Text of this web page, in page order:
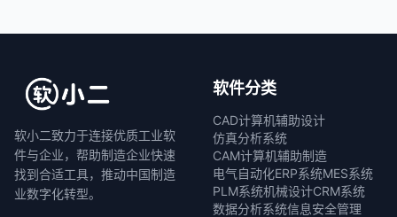
软小二致力于连接优质工业软
件与企业，帮助制造企业快速
找到合适工具，推动中国制造
业数字化转型。
软件分类
CAD计算机辅助设计
仿真分析系统
CAM计算机辅助制造
电气自动化ERP系统MES系统
PLM系统机械设计CRM系统
数据分析系统信息安全管理